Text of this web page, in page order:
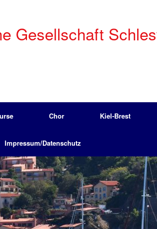
Gesellschaft
Chor Kiel-Brest
Impressum/Datenschutz